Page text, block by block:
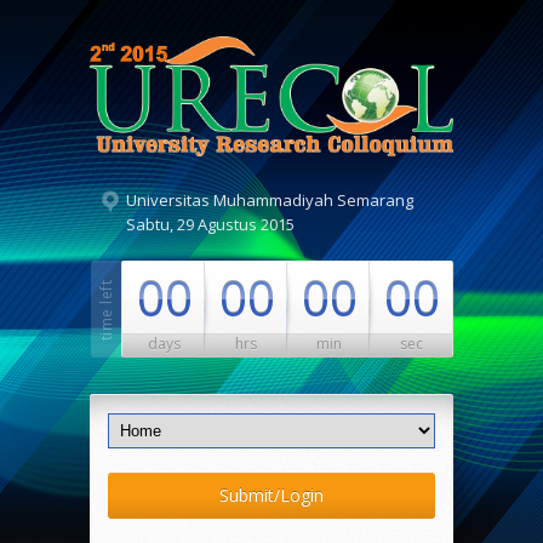
Universitas Muhammadiyah Semarang
Sabtu, 29 Agustus 2015
00
days
00
hrs
00
min
00
sec
Submit/Login